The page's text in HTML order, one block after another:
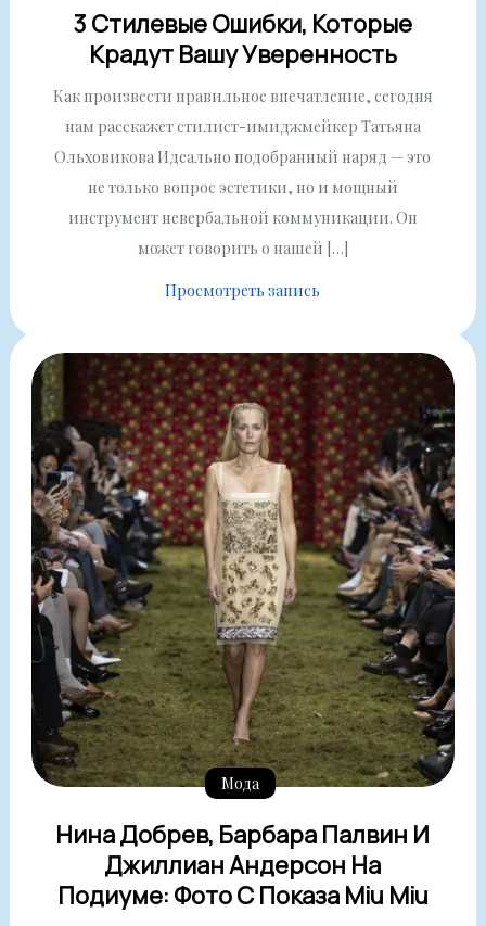
3 Стилевые Ошибки, Которые
Крадут Вашу Уверенность
Как произвести правильное впечатление, сегодня
нам расскажет стилист-имиджмейкер Татьяна
Ольховикова Идеально подобранный наряд — это
не только вопрос эстетики, но и мощный
инструмент невербальной коммуникации. Он
может говорить о нашей […]
Просмотреть запись
Мода
Нина Добрев, Барбара Палвин И
Джиллиан Андерсон На
Подиуме: Фото С Показа Miu Miu